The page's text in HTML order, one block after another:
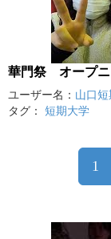
華門祭 オープニ
ユーザー名： 山口
タグ： 短期大学
1